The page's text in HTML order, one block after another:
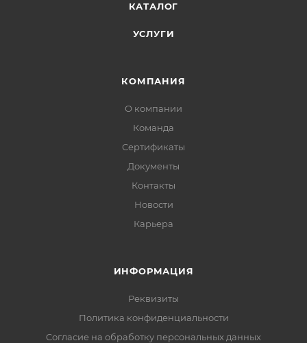
КАТАЛОГ
УСЛУГИ
КОМПАНИЯ
О компании
Команда
Сертификаты
Документы
Контакты
Новости
Карьера
ИНФОРМАЦИЯ
Реквизиты
Политика конфиденциальности
Cогласие на обработку персональных данных